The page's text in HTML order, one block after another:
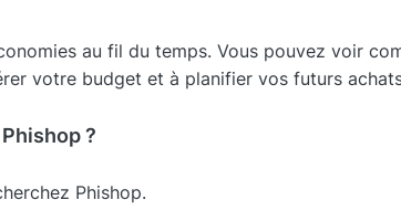
au fil du temps. Vous pouvez voir
votre budget et à planifier vos futurs
?
Phishop.